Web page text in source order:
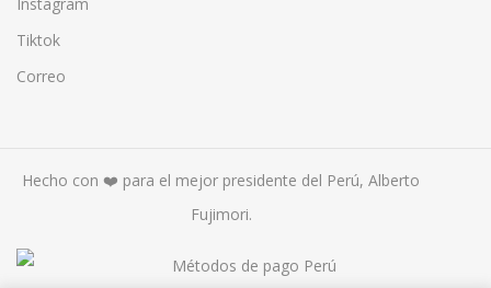
Tiktok
Correo
Hecho con ❤️ para el mejor presidente del Perú, Alberto
Fujimori.